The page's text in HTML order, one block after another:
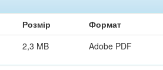
Розмір
Формат
2,3 MB Adobe PDF